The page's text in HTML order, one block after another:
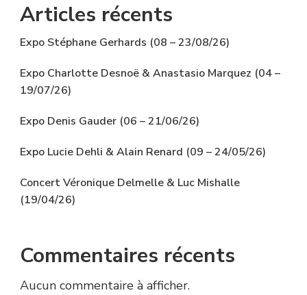
Articles récents
Expo Stéphane Gerhards (08 – 23/08/26)
Expo Charlotte Desnoë & Anastasio Marquez (04 –
19/07/26)
Expo Denis Gauder (06 – 21/06/26)
Expo Lucie Dehli & Alain Renard (09 – 24/05/26)
Concert Véronique Delmelle & Luc Mishalle
(19/04/26)
Commentaires récents
Aucun commentaire à afficher.